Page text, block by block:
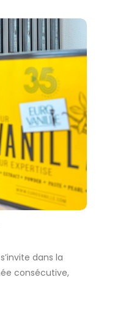
dans la
consécutive,